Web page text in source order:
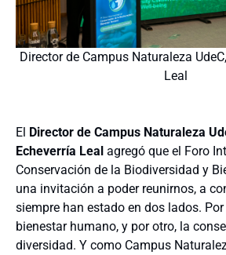
Director de Campus Naturaleza
Leal
El Director de Campus Naturaleza
Echeverría Leal agregó que el Foro
Conservación de la Biodiversidad y
una invitación a poder reunirnos, a
siempre han estado en dos lados.
bienestar humano, y por otro, la
diversidad. Y como Campus